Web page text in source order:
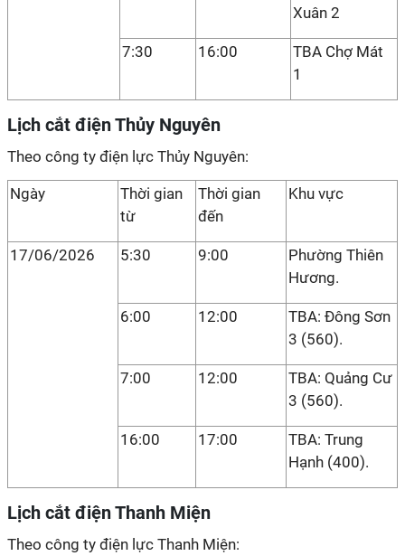
Xuân 2
7:30 16:00
TBA Chợ Mát
1
Lịch cắt điện Thủy Nguyên
Theo công ty điện lực Thủy Nguyên:
Ngày
Thời gian
từ
Thời gian
đến
Khu vực
17/06/2026 5:30 9:00
Phường Thiên
Hương.
6:00 12:00
TBA: Đông Sơn
3 (560).
7:00 12:00
TBA: Quảng Cư
3 (560).
16:00 17:00
TBA: Trung
Hạnh (400).
Lịch cắt điện Thanh Miện
Theo công ty điện lực Thanh Miện: